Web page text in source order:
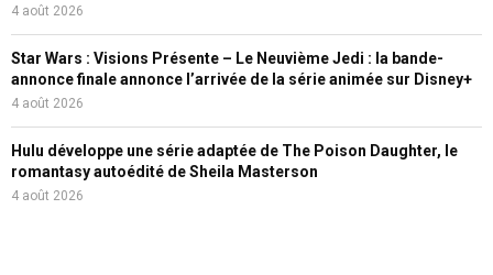
4 août 2026
Star Wars : Visions Présente – Le Neuvième Jedi : la bande-
annonce finale annonce l’arrivée de la série animée sur Disney+
4 août 2026
Hulu développe une série adaptée de The Poison Daughter, le
romantasy autoédité de Sheila Masterson
4 août 2026